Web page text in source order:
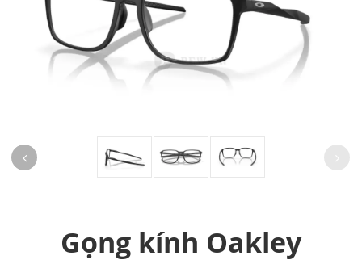
Gọng kính Oakley